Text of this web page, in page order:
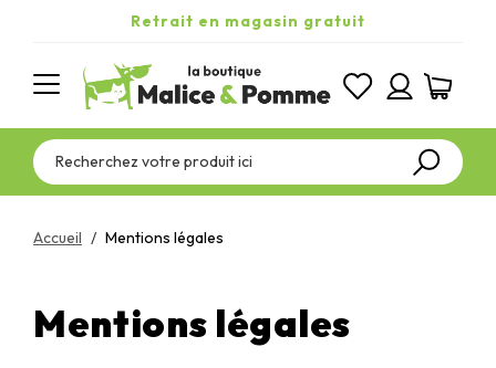
Retrait en magasin gratuit
Accueil Mentions légales
Mentions légales